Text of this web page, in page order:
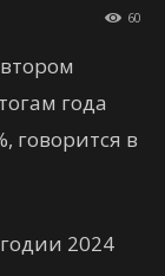
60
года
говорится в
2024